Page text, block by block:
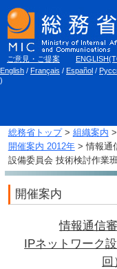
ご意見・ご提案
English / Français / Español /
)
総務省トップ> 組織案内 >
開催案内 2012年> 情報通
設備委員会 技術検討作業
開催案内
情報通信
IPネットワーク
回